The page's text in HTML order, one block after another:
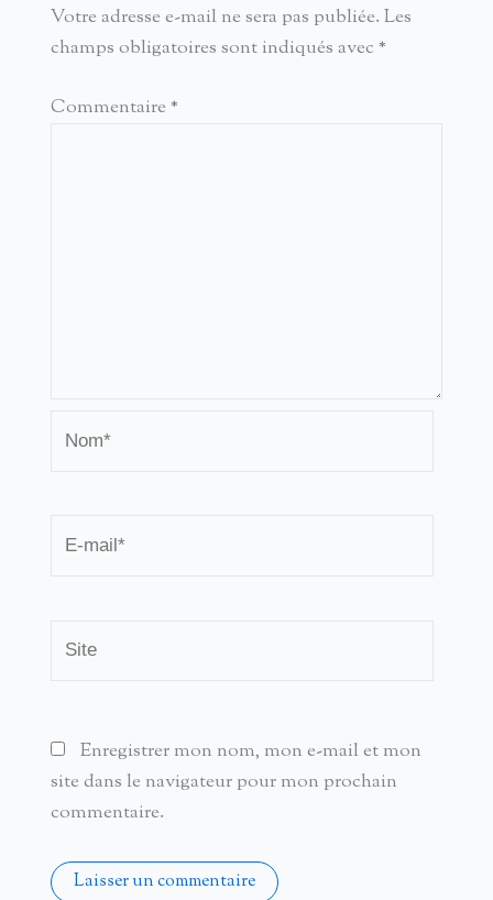
Votre adresse e-mail ne sera pas publiée. Les
champs obligatoires sont indiqués avec *
Commentaire *
mail*
Enregistrer mon nom, mon e-mail et mon
site dans le navigateur pour mon prochain
commentaire.